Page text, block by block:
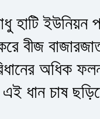
হাটি ইউনিয়ন
করে বীজ
অধিক
ধান চাষ